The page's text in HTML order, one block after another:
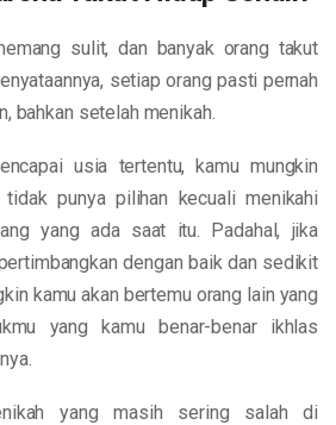
sulit, dan banyak orang takut
setiap orang pasti pernah
bahkan setelah menikah.
usia tertentu, kamu mungkin
punya pilihan kecuali menikahi
yang ada saat itu. Padahal, jika
dengan baik dan sedikit
kamu akan bertemu orang lain yang
yang kamu benar-benar ikhlas
yang masih sering salah di